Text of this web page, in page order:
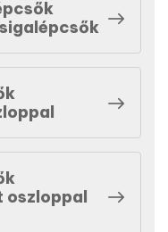
oszloppal